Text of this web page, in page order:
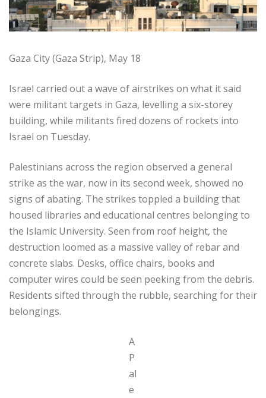
Gaza City (Gaza Strip), May 18
Israel carried out a wave of airstrikes on what it said
were militant targets in Gaza, levelling a six-storey
building, while militants fired dozens of rockets into
Israel on Tuesday.
Palestinians across the region observed a general
strike as the war, now in its second week, showed no
signs of abating. The strikes toppled a building that
housed libraries and educational centres belonging to
the Islamic University. Seen from roof height, the
destruction loomed as a massive valley of rebar and
concrete slabs. Desks, office chairs, books and
computer wires could be seen peeking from the debris.
Residents sifted through the rubble, searching for their
belongings.
A
P
al
e